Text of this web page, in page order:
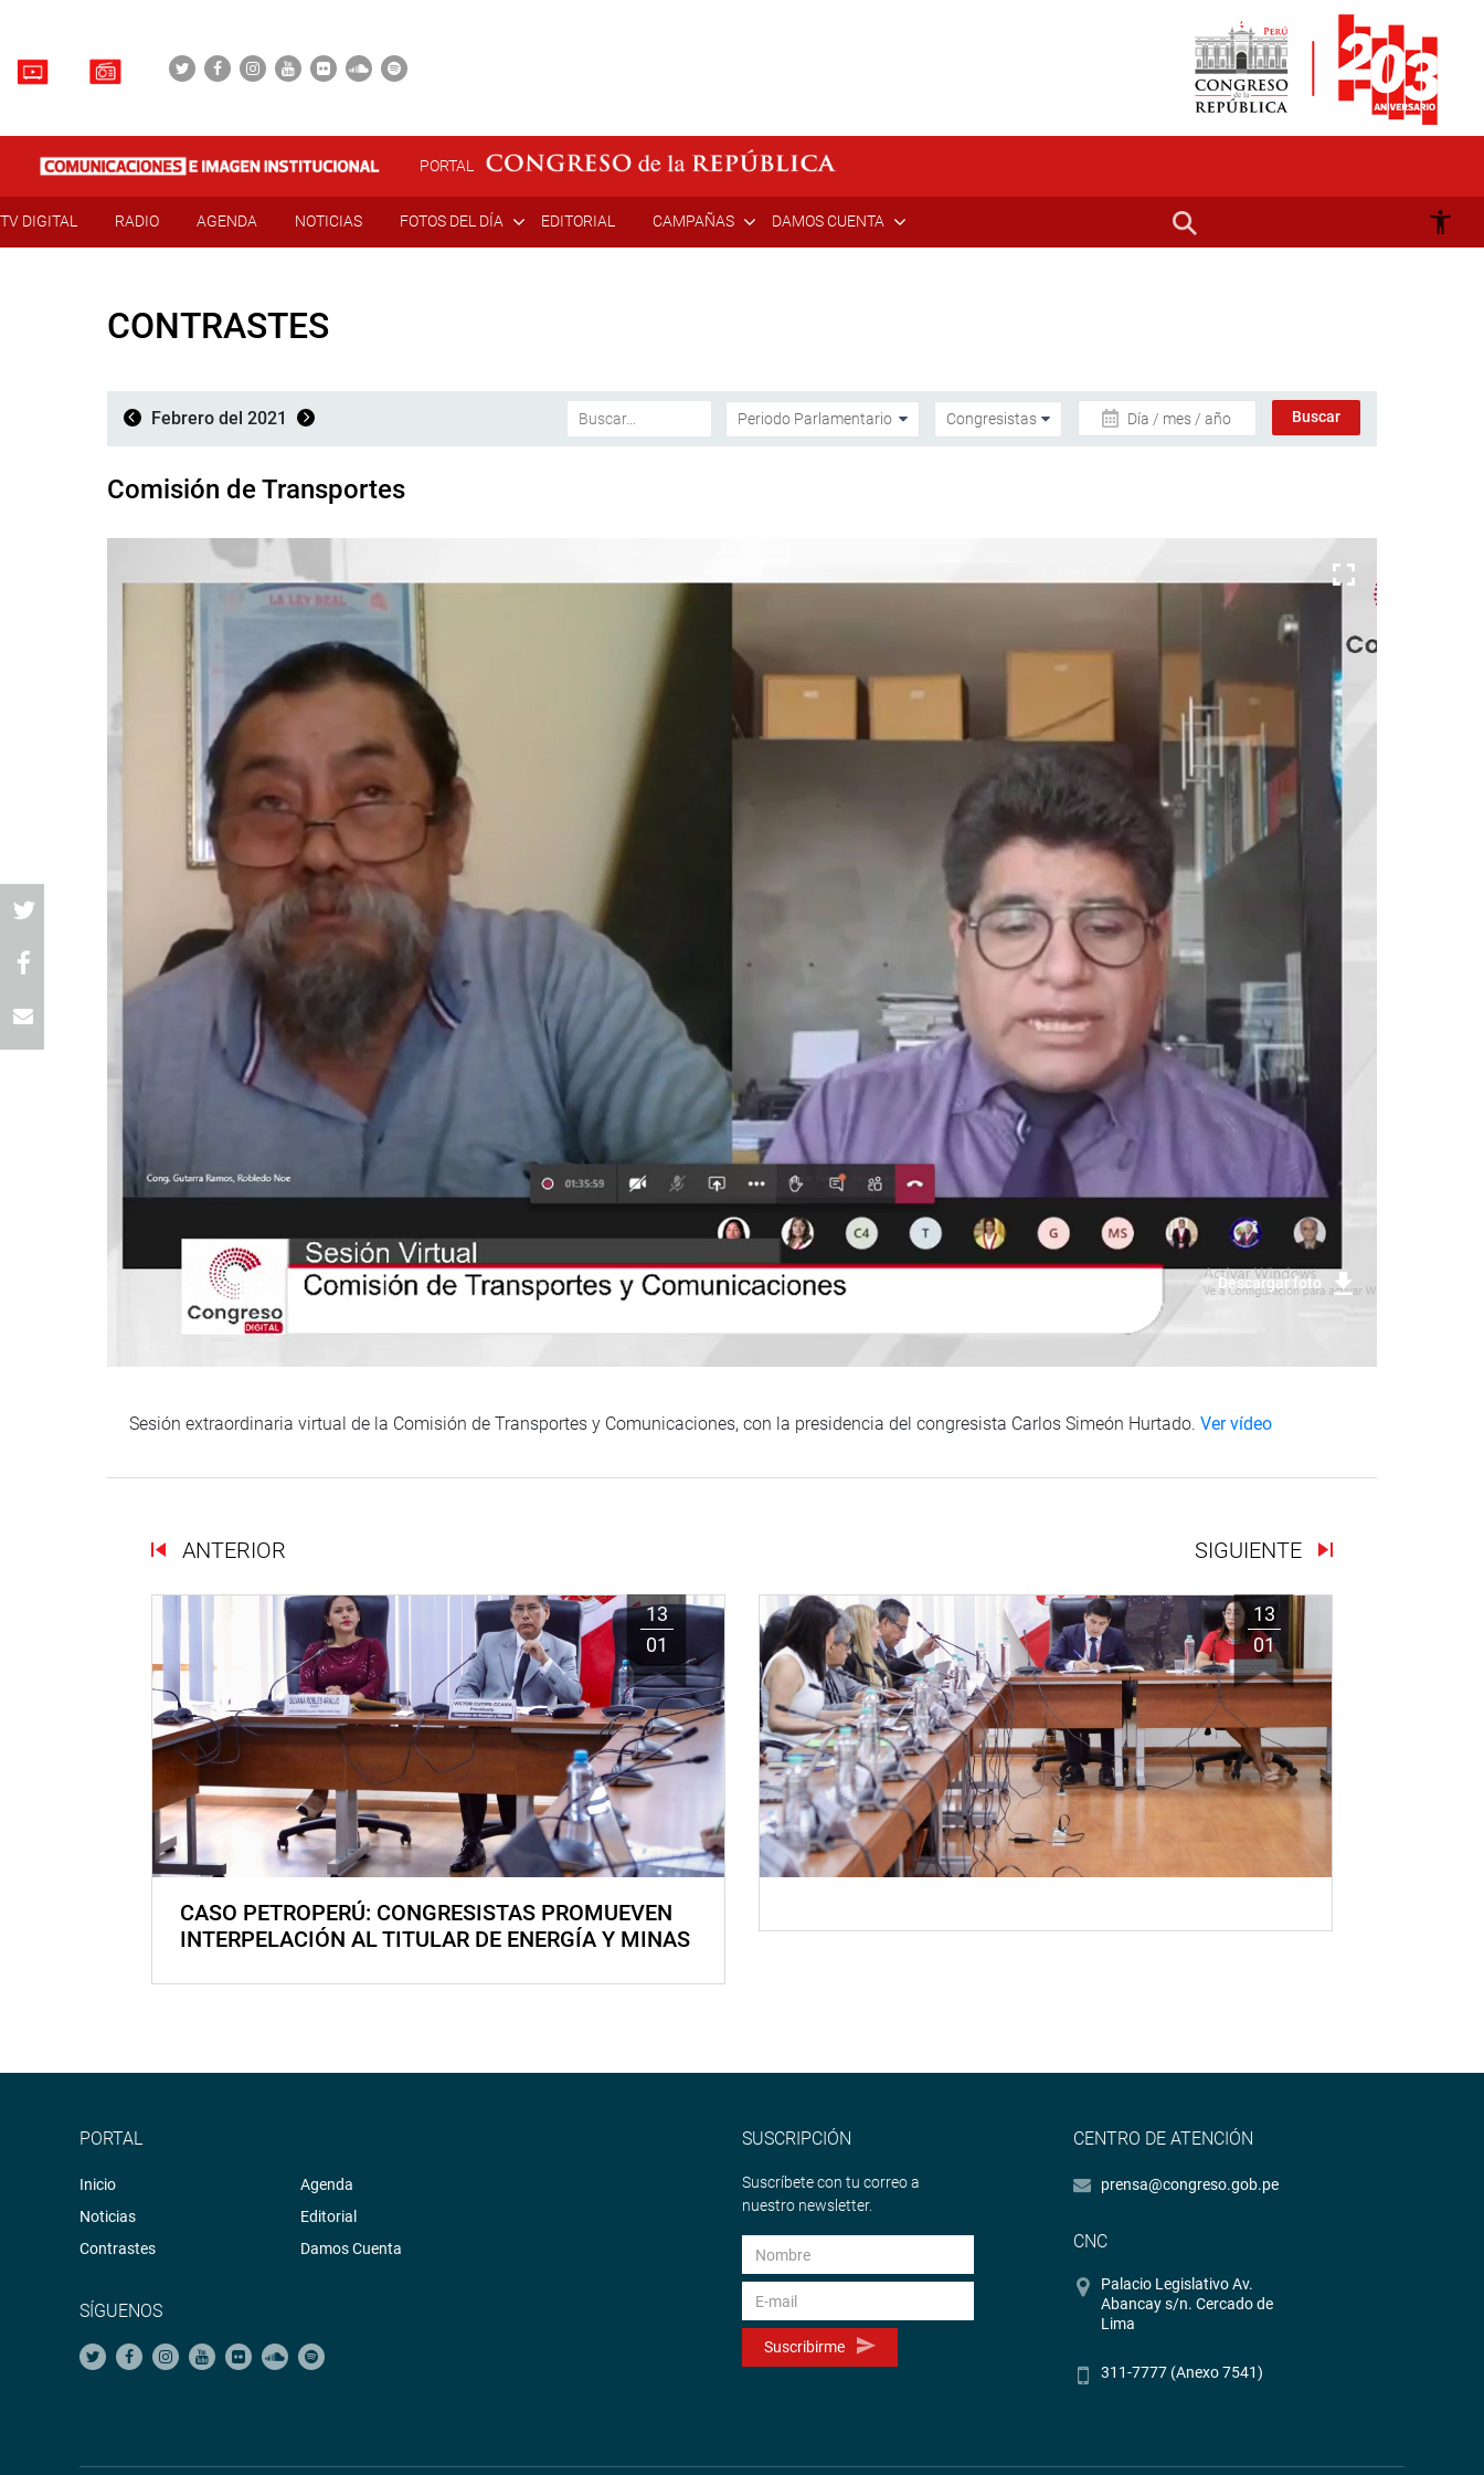
PORTAL
TV DIGITAL RADIO AGENDA NOTICIAS FOTOS DEL DÍA EDITORIAL CAMPAÑAS DAMOS CUENTA
CONTRASTES
Febrero del 2021 Día / mes / año
Comisión de Transportes
Descargar foto
Sesión extraordinaria virtual de la Comisión de Transportes y Comunicaciones, con la presidencia del congresista Carlos Simeón Hurtado. Ver vídeo
ANTERIOR SIGUIENTE
13
01
CASO PETROPERÚ: CONGRESISTAS PROMUEVEN
INTERPELACIÓN AL TITULAR DE ENERGÍA Y MINAS
13
01
PORTAL
Inicio
Noticias
Contrastes
Agenda
Editorial
Damos Cuenta
SÍGUENOS
SUSCRIPCIÓN
Suscríbete con tu correo a
nuestro newsletter.
Suscribirme
CENTRO DE ATENCIÓN
prensa@congreso.gob.pe
CNC
Palacio Legislativo Av.
Abancay s/n. Cercado de
Lima
311-7777 (Anexo 7541)